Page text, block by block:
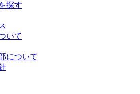
探す
いて
について